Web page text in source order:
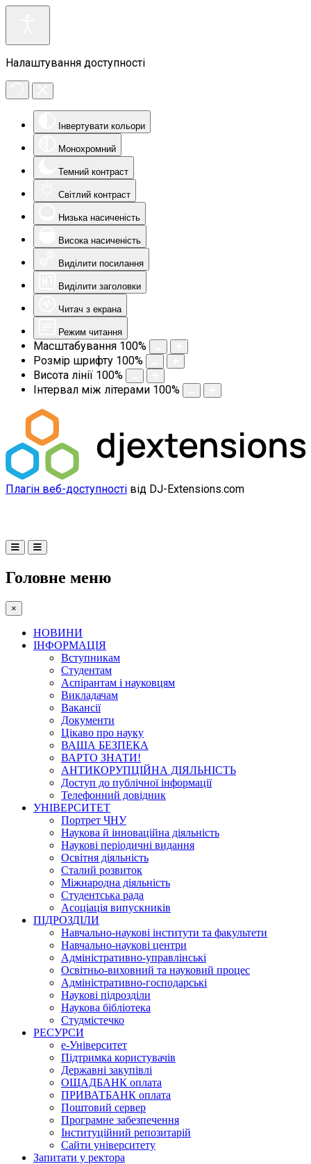
Налаштування доступності
Інвертувати кольори
Монохромний
Темний контраст
Світлий контраст
Низька насиченість
Висока насиченість
Виділити посилання
Виділити заголовки
Читач з екрана
Режим читання
Масштабування 100%
Розмір шрифту 100%
Висота лінії 100%
Інтервал між літерами 100%
Плагін веб-доступності від DJ-Extensions.com
Головне меню
×
НОВИНИ
ІНФОРМАЦІЯ
Вступникам
Студентам
Аспірантам і науковцям
Викладачам
Вакансії
Документи
Цікаво про науку
ВАША БЕЗПЕКА
ВАРТО ЗНАТИ!
АНТИКОРУПЦІЙНА ДІЯЛЬНІСТЬ
Доступ до публічної інформації
Телефонний довідник
УНІВЕРСИТЕТ
Портрет ЧНУ
Наукова й інноваційна діяльність
Наукові періодичні видання
Освітня діяльність
Сталий розвиток
Міжнародна діяльність
Студентська рада
Асоціація випускників
ПІДРОЗДІЛИ
Навчально-наукові інститути та факультети
Навчально-наукові центри
Адміністративно-управлінські
Освітньо-виховний та науковий процес
Адміністративно-господарські
Наукові підрозділи
Наукова бібліотека
Студмістечко
РЕСУРСИ
е-Університет
Підтримка користувачів
Державні закупівлі
ОЩАДБАНК оплата
ПРИВАТБАНК оплата
Поштовий сервер
Програмне забезпечення
Інституційний репозитарій
Сайти університету
Запитати у ректора